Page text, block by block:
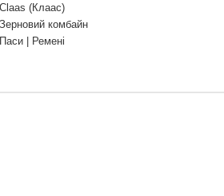
Claas (Клаас)
Зерновий комбайн
Паси | Ремені